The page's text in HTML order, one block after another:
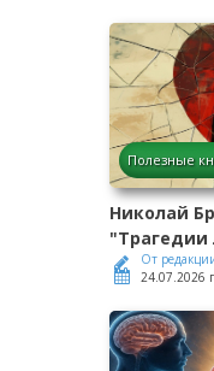
Полезные
Николай
От
24.07.2026